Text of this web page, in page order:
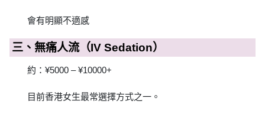
會有明顯不適感
三、無痛人流（IV Sedation）
約：¥5000 – ¥10000+
目前香港女生最常選擇方式之一。